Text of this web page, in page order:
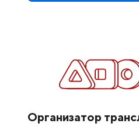
Организатор